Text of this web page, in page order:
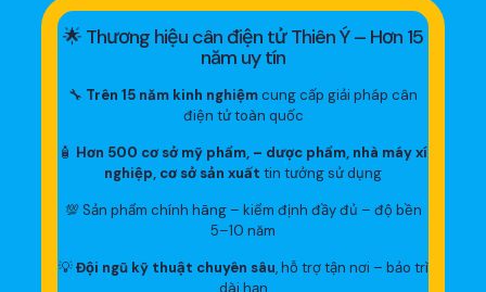
🌟 Thương hiệu cân điện tử Thiên Ý – Hơn 15
năm uy tín
🔧 Trên 15 năm kinh nghiệmcung cấp giải pháp cân
điện tử toàn quốc
🧴 Hơn 500 cơ sở mỹ phẩm, – dược phẩm, nhà máy xí
nghiệp, cơ sở sản xuất tin tưởng sử dụng
💯 Sản phẩm chính hãng – kiểm định đầy đủ – độ bền
5–10 năm
💡Đội ngũ kỹ thuật chuyên sâu, hỗ trợ tận nơi – bảo trì